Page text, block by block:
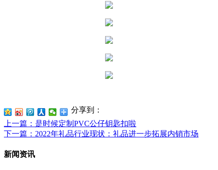
分享到：
上一篇 ：是时候定制PVC公仔钥匙扣啦
下一篇 ：2022年礼品行业现状：礼品进一步拓展内销市场
新闻资讯